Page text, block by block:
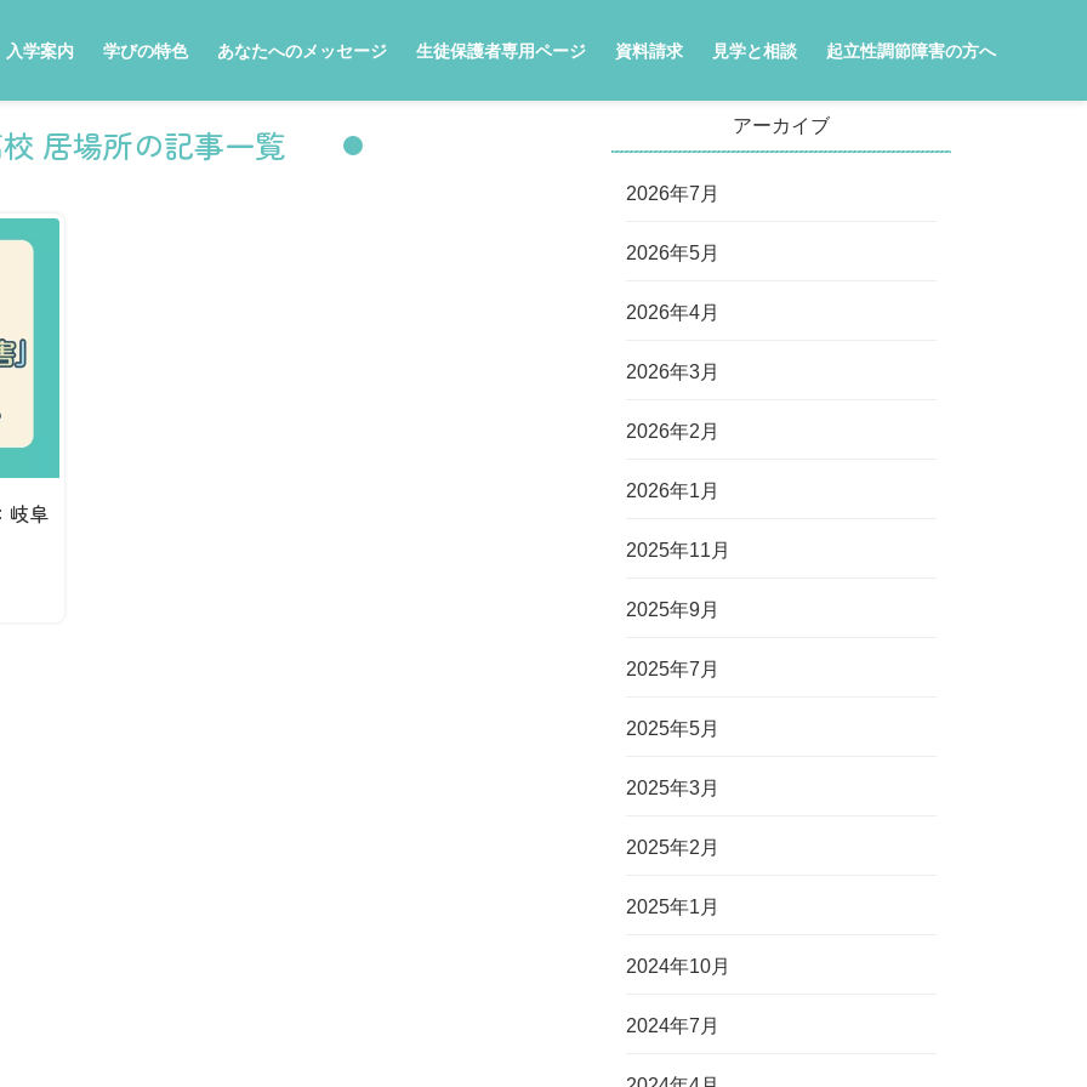
入学案内 学びの特色 あなたへのメッセージ 生徒保護者専用ページ 資料請求 見学と相談 起立性調節障害の方へ
居場所の記事一覧
岐阜
アーカイブ
2026年7月
2026年5月
2026年4月
2026年3月
2026年2月
2026年1月
2025年11月
2025年9月
2025年7月
2025年5月
2025年3月
2025年2月
2025年1月
2024年10月
2024年7月